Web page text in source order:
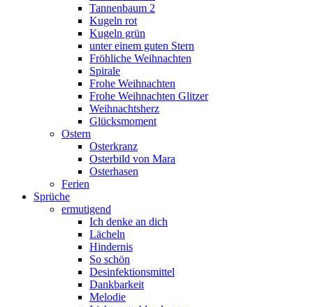
Tannenbaum 2
Kugeln rot
Kugeln grün
unter einem guten Stern
Fröhliche Weihnachten
Spirale
Frohe Weihnachten
Frohe Weihnachten Glitzer
Weihnachtsherz
Glücksmoment
Ostern
Osterkranz
Osterbild von Mara
Osterhasen
Ferien
Sprüche
ermutigend
Ich denke an dich
Lächeln
Hindernis
So schön
Desinfektionsmittel
Dankbarkeit
Melodie